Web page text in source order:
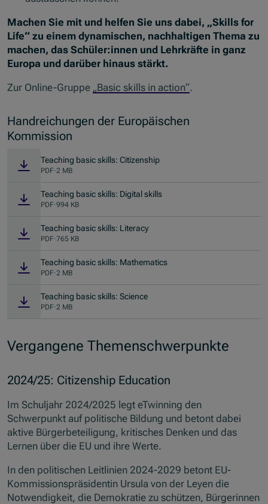
Machen Sie mit und helfen Sie uns dabei, „Skills for
Life“ zu einem dynamischen, nachhaltigen Thema zu
machen, das Schüler:innen und Lehrkräfte in ganz
Europa und darüber hinaus stärkt.
Zur Online-Gruppe „Basic skills in action“.
Handreichungen der Europäischen
Kommission
Teaching basic skills: Citizenship
PDF·2 MB
Teaching basic skills: Digital skills
PDF·994 KB
Teaching basic skills: Literacy
PDF·765 KB
Teaching basic skills: Mathematics
PDF·2 MB
Teaching basic skills: Science
PDF·2 MB
Vergangene Themenschwerpunkte
2024/25: Citizenship Education
Im Schuljahr 2024/2025 legt eTwinning den
Schwerpunkt auf politische Bildung und betont dabei
aktive Bürgerbeteiligung, kritisches Denken und das
Lernen über die EU und ihre Werte.
In den politischen Leitlinien 2024-2029 betont EU-
Kommissionspräsidentin Ursula von der Leyen die
Notwendigkeit, die Demokratie zu schützen, Bürgerinnen